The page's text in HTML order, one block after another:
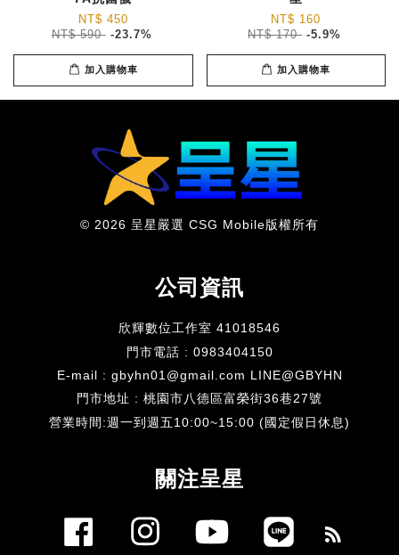
NT$ 450
NT$ 590 -23.7%
加入購物車
NT$ 160
NT$ 170 -5.9%
加入購物車
© 2026 呈星嚴選 CSG Mobile版權所有
公司資訊
欣輝數位工作室 41018546
門市電話 : 0983404150
E-mail : gbyhn01@gmail.com LINE@GBYHN
門市地址 : 桃園市八德區富榮街36巷27號
​營業時間:週一到週五10:00~15:00 (國定假日休息)
關注呈星
Facebook Instagram YouTube